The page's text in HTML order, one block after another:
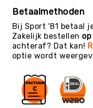
Turnen
/
Vechtsport
&
Voetbal
Volleybal
Betaalmethoden
Bij Sport '81 betaal
Zakelijk bestellen
achteraf? Dat kan!
optie wordt